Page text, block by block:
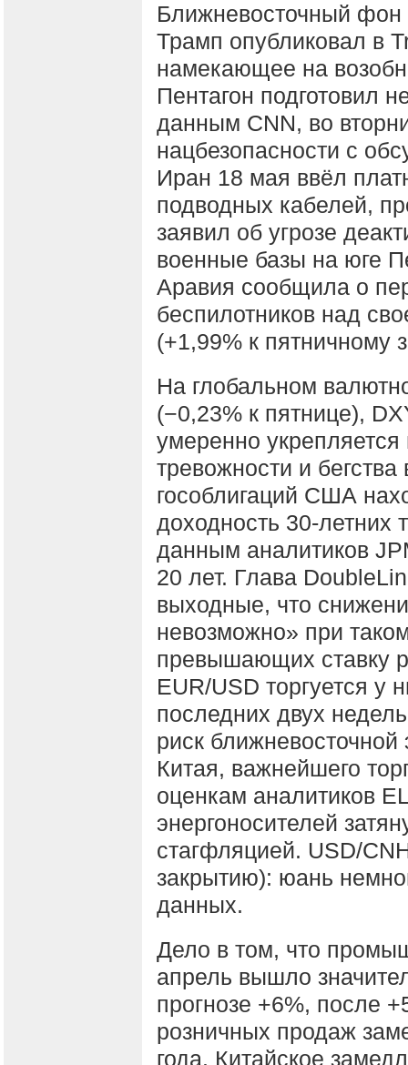
Ближневосточный фон
Трамп опубликовал в
намекающее на
Пентагон подготовил
данным CNN, во
нацбезопасности с
Иран 18 мая ввёл
подводных кабелей,
заявил об угрозе
военные базы на юге
Аравия сообщила о
беспилотников над
(+1,99% к пятничному
На глобальном
(−0,23% к пятнице),
умеренно
тревожности и
гособлигаций США
доходность 30-летних
данным аналитиков
20 лет. Глава
выходные, что
невозможно» при
превышающих ставку
EUR/USD торгуется у
последних двух
риск
Китая, важнейшего
оценкам аналитиков
энергоносителей
стагфляцией. USD/
закрытию): юань
данных.
Дело в том, что
апрель вышло
прогнозе +6%, после
розничных продаж
года. Китайское